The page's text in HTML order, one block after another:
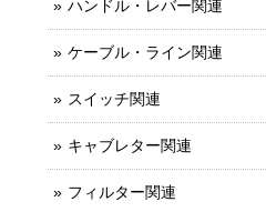
ハンドル・レバー関連
ケーブル・ライン関連
スイッチ関連
キャブレター関連
フィルター関連